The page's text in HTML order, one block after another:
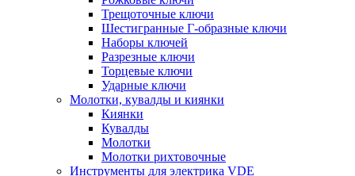
Трещоточные ключи
Шестигранные Г-образные ключи
Наборы ключей
Разрезные ключи
Торцевые ключи
Ударные ключи
Молотки, кувалды и киянки
Киянки
Кувалды
Молотки
Молотки рихтовочные
Инструменты для электрика VDE